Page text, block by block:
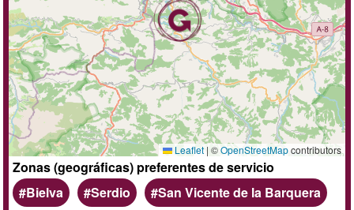
Leaflet | ©OpenStreetMapcontributors
Zonas (geográficas) preferentes de servicio
Bielva
Serdio San Vicente de la Barquera